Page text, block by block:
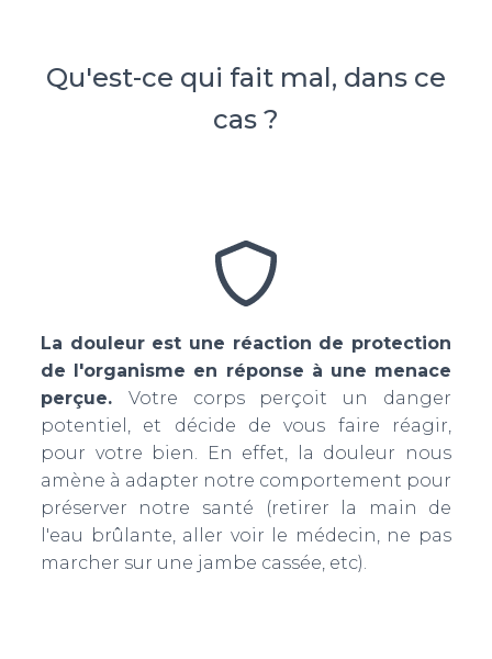
Qu'est-ce qui fait mal, dans ce
cas ?
La douleur est une réaction de protection
de l'organisme en réponse à une menace
perçue. Votre corps perçoit un danger
potentiel, et décide de vous faire réagir,
pour votre bien. En effet, la douleur nous
amène à adapter notre comportement pour
préserver notre santé (retirer la main de
l'eau brûlante, aller voir le médecin, ne pas
marcher sur une jambe cassée, etc).